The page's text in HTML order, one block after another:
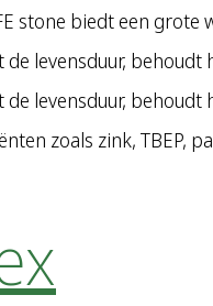
stone biedt een
levensduur,
levensduur,
zoals zink, TBEP,